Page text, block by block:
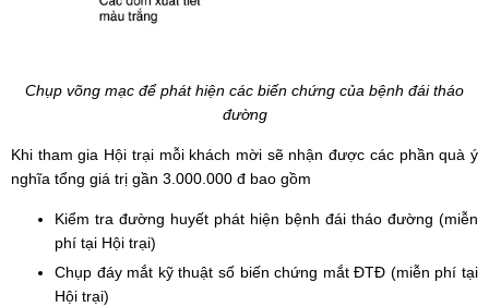
Chụp võng mạc để phát hiện các biến chứng của bệnh đái tháo
đường
Khi tham gia Hội trại mỗi khách mời sẽ nhận được các phần quà ý
nghĩa tổng giá trị gần 3.000.000 đ bao gồm
Kiểm tra đường huyết phát hiện bệnh đái tháo đường (miễn
phí tại Hội trại)
Chụp đáy mắt kỹ thuật số biến chứng mắt ĐTĐ (miễn phí tại
Hội trại)